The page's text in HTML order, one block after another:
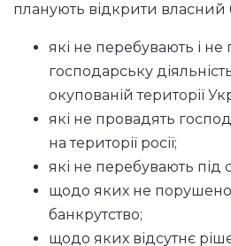
планують відкрити власний
які не перебувають і не
господарську
окупованій території
які не провадять
на території росії;
які не перебувають під
щодо яких не
банкрутство;
щодо яких відсутнє